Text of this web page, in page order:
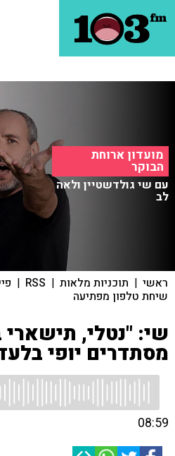
מועדון ארוחת
הבוקר
עם שי גולדשטיין ולאה
לב
ראשי | תוכניות מלאות |
RSS
|
שיחת טלפון מפתיעה
שי: "נטלי,
מסתדרים יופי
08:59